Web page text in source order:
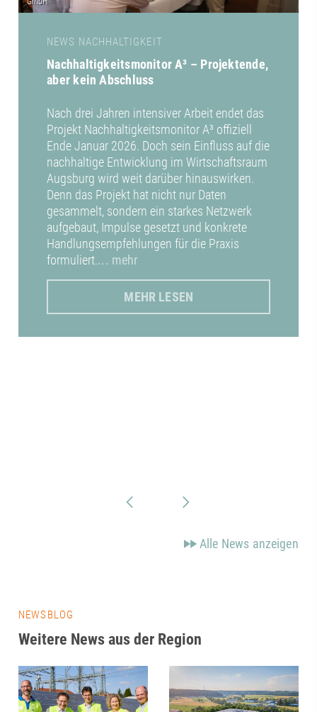
NEWS NACHHALTIGKEIT
Nachhaltigkeitsmonitor A³ – Projektende,
aber kein Abschluss
Nach drei Jahren intensiver Arbeit endet das
Projekt Nachhaltigkeitsmonitor A³ offiziell
Ende Januar 2026. Doch sein Einfluss auf die
nachhaltige Entwicklung im Wirtschaftsraum
Augsburg wird weit darüber hinauswirken.
Denn das Projekt hat nicht nur Daten
gesammelt, sondern ein starkes Netzwerk
aufgebaut, Impulse gesetzt und konkrete
Handlungsempfehlungen für die Praxis
formuliert.... mehr
MEHR LESEN
Alle News anzeigen
NEWSBLOG
Weitere News aus der Region